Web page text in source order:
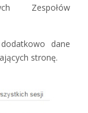
Zespołów
dane
stronę.